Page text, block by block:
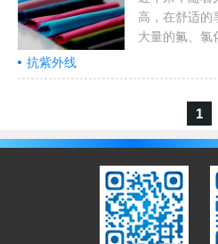
二氧化钛和纳
为乳白色浆料
长320-
高，在舒适的
大量的氟、氯
多，对人体的
是人体有效
整业的重要课
家里特发现紫
认识与研究已
阳辐射的一种
抗紫外线
1